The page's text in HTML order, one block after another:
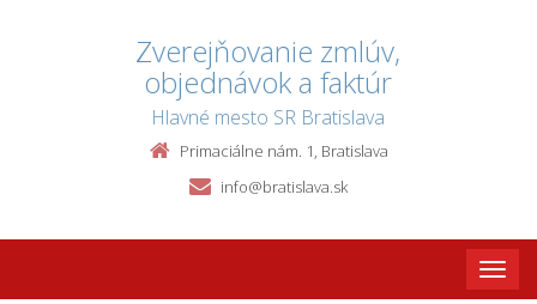
Zverejňovanie zmlúv,
objednávok a faktúr
Hlavné mesto SR Bratislava
Primaciálne nám. 1, Bratislava
info@bratislava.sk
Toggle